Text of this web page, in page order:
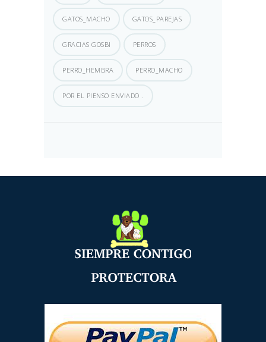
GATOS_MACHO GATOS_PAREJAS
GRACIAS GOSBI PERROS
PERRO_HEMBRA PERRO_MACHO
POR EL PIENSO ENVIADO .